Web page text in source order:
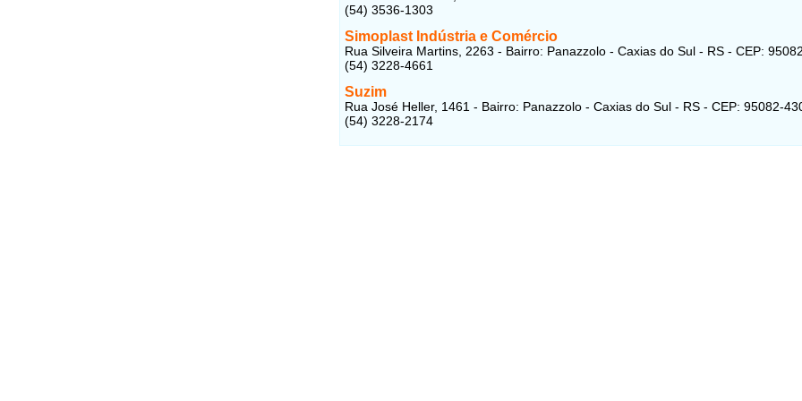
(54) 3536-1303
Simoplast Indústria e Comércio
Rua Silveira Martins, 2263 - Bairro: Panazzolo - Caxias do Sul - RS - CEP:
(54) 3228-4661
Suzim
Rua José Heller, 1461 - Bairro: Panazzolo - Caxias do Sul - RS - CEP: 95082-
(54) 3228-2174